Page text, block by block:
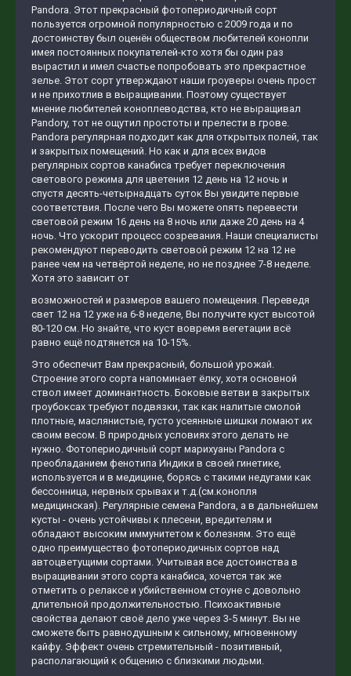
Pandora. Этот прекрасный фотопериодичный сорт
пользуется огромной популярностью с 2009 года и по
достоинству был оценён обществом любителей конопли
имея постоянных покупателей-кто хотя бы один раз
вырастил и имел счастье попробовать это прекрастное
зелье. Этот сорт утверждают наши гроуверы очень прост
и не прихотлив в выращивании. Поэтому существует
мнение любителей коноплеводства, кто не выращивал
Pandory, тот не ощутил простоты и прелести в грове.
Pandora регулярная подходит как для открытых полей, так
и закрытых помещений. Но как и для всех видов
регулярных сортов канабиса требует переключения
светового режима для цветения 12 день на 12 ночь и
спустя десять-четырнадцать суток Вы увидите первые
соответствия. После чего Вы можете опять перевести
световой режим 16 день на 8 ночь или даже 20 день на 4
ночь. Что ускорит процесс созревания. Наши специалисты
рекомендуют переводить световой режим 12 на 12 не
ранее чем на четвёртой неделе, но не позднее 7-8 неделе.
Хотя это зависит от
возможностей и размеров вашего помещения. Переведя
свет 12 на 12 уже на 6-8 неделе, Вы получите куст высотой
80-120 см. Но знайте, что куст вовремя вегетации всё
равно ещё подтянется на 10-15%.
Это обеспечит Вам прекрасный, большой урожай.
Строение этого сорта напоминает ёлку, хотя основной
ствол имеет доминантность. Боковые ветви в закрытых
гроубоксах требуют подвязки, так как налитые смолой
плотные, маслянистые, густо усеянные шишки ломают их
своим весом. В природных условиях этого делать не
нужно. Фотопериодичный сорт марихуаны Pandora c
преобладанием фенотипа Индики в своей гинетике,
используется и в медицине, борясь с такими недугами как
бессонница, нервных срывах и т.д.(см.конопля
медицинская). Регулярные семена Pandora, а в дальнейшем
кусты - очень устойчивы к плесени, вредителям и
обладают высоким иммунитетом к болезням. Это ещё
одно преимущество фотопериодичных сортов над
автоцветущими сортами. Учитывая все достоинства в
выращивании этого сорта канабиса, хочется так же
отметить о релаксе и убийственном стоуне с довольно
длительной продолжительностью. Психоактивные
свойства делают своё дело уже через 3-5 минут. Вы не
сможете быть равнодушным к сильному, мгновенному
кайфу. Эффект очень стремительный - позитивный,
располагающий к общению с близкими людьми.